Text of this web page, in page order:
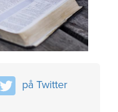
på Twitter